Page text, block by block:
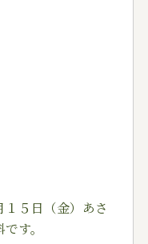
５日（金）あさ
す。